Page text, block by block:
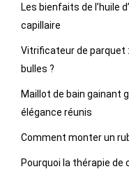
Les bienfaits de l’huile
capillaire
Vitrificateur de parquet
bulles ?
Maillot de bain gainant
élégance réunis
Comment monter un
Pourquoi la thérapie de